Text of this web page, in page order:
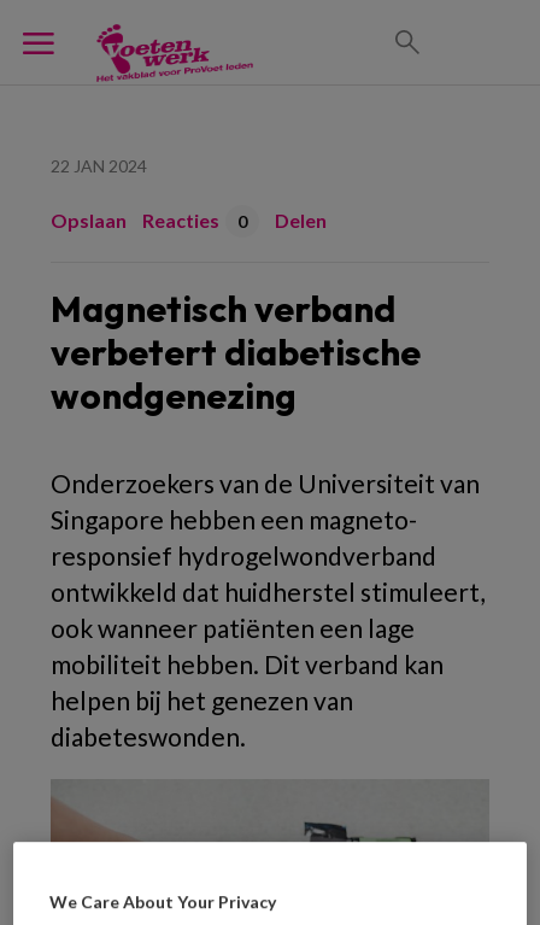
22 JAN 2024
Opslaan Reacties 0 Delen
Magnetisch verband
verbetert diabetische
wondgenezing
Onderzoekers van de Universiteit van
Singapore hebben een magneto-
responsief hydrogelwondverband
ontwikkeld dat huidherstel stimuleert,
ook wanneer patiënten een lage
mobiliteit hebben. Dit verband kan
helpen bij het genezen van
diabeteswonden.
We Care About Your Privacy